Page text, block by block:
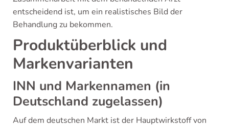
entscheidend ist, um ein realistisches Bild der
Behandlung zu bekommen.
Produktüberblick und
Markenvarianten
INN und Markennamen (in
Deutschland zugelassen)
Auf dem deutschen Markt ist der Hauptwirkstoff von